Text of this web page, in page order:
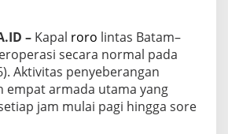
n
H
a
i
– Kapal roro lintas Batam–
secara normal pada
Aktivitas penyeberangan
empat armada utama yang
jam mulai pagi hingga sore